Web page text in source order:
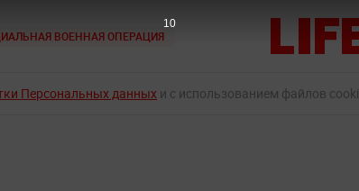
ВОЕННАЯ ОПЕРАЦИЯ
Персональных данных и с использованием файлов
9